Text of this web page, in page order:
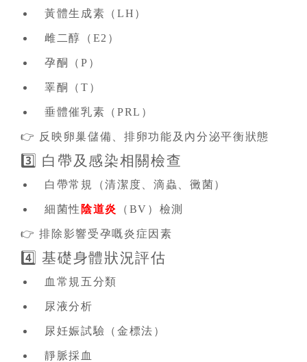
黃體生成素（LH）
雌二醇（E2）
孕酮（P）
睪酮（T）
垂體催乳素（PRL）
👉 反映卵巢儲備、排卵功能及內分泌平衡狀態
3️⃣ 白帶及感染相關檢查
白帶常規（清潔度、滴蟲、黴菌）
細菌性 陰道炎 （BV）檢測
👉 排除影響受孕嘅炎症因素
4️⃣ 基礎身體狀況評估
血常規五分類
尿液分析
尿妊娠試驗（金標法）
靜脈採血